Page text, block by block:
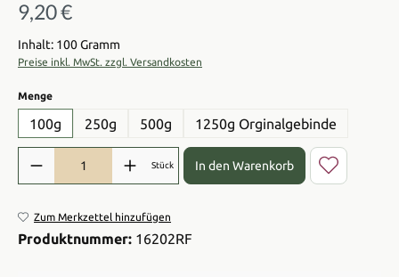
Regulärer Preis:
9,20 €
Inhalt: 100 Gramm
Preise inkl. MwSt. zzgl. Versandkosten
Mengeauswählen
100g 250g 500g 1250g Orginalgebinde
Produkt Anzahl: Gib den gewünschten Wert ein oder benutze die
Stück In den Warenkorb
Zum Merkzettel hinzufügen
Produktnummer: 16202RF